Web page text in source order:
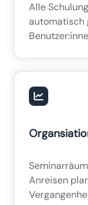
Alle
automatisch
Anreisen